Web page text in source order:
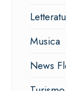
Musica
News